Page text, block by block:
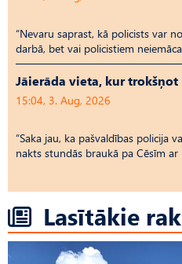
“Nevaru saprast, kā policists var
darbā, bet vai policistiem
Jāierāda vieta, kur trokšņot
15:04, 3. Aug, 2026
“Saka jau, ka pašvaldības policija
nakts stundās braukā pa Cēsīm
Lasītākie